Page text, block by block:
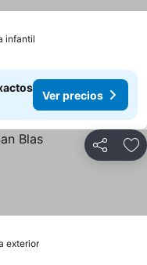
infantil
Ver precios
Compartir
exterior